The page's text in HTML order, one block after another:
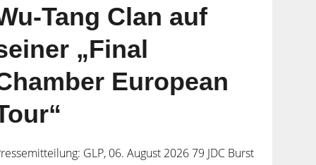
Tang Clan auf
„Final
European
GLP, 06. August 2026 79 JDC Burst